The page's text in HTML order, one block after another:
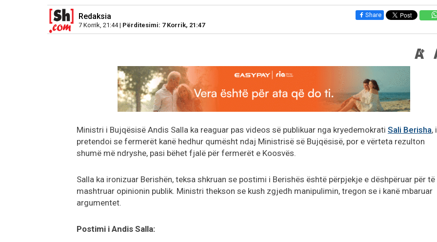
Redaksia
7 Korrik, 21:44 | Përditesimi: 7 Korrik, 21:47
Share
Ministri i Bujqësisë Andis Salla ka reaguar pas videos së publikuar nga kryedemokrati Sali Berisha,
pretendoi se fermerët kanë hedhur qumësht ndaj Ministrisë së Bujqësisë, por e vërteta rezulton
shumë më ndryshe, pasi bëhet fjalë për fermerët e Koosvës.
Salla ka ironizuar Berishën, teksa shkruan se postimi i Berishës është përpjekje e dëshpëruar për të
mashtruar opinionin publik. Ministri thekson se kush zgjedh manipulimin, tregon se i kanë mbaruar
argumentet.
Postimi i Andis Salla: